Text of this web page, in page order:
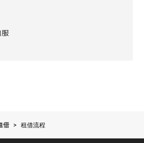
借 > 租借流程